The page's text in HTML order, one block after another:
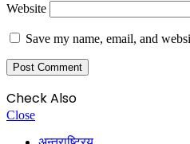
Website
Save my name, email, and
Check Also
Close